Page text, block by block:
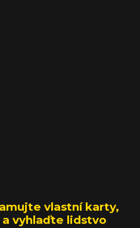
vlastní karty,
vyhlaďte lidstvo